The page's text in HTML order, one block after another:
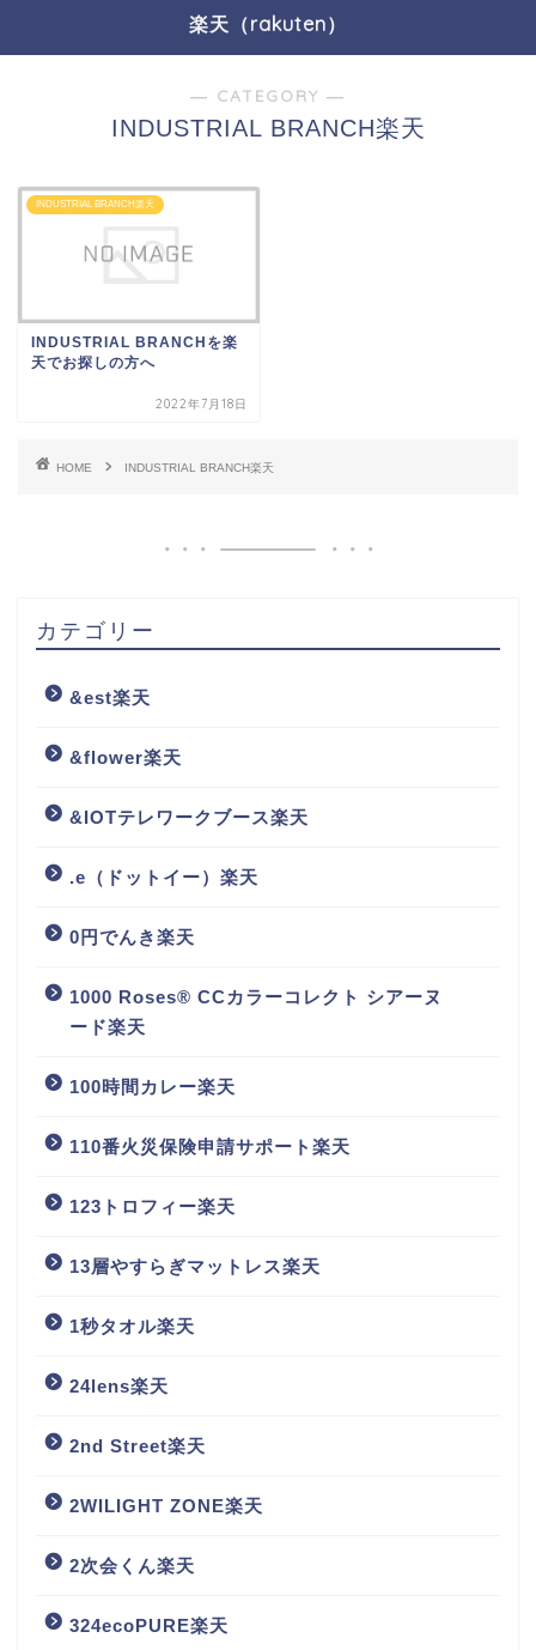
楽天（rakuten）
― CATEGORY ―
INDUSTRIAL BRANCH楽天
INDUSTRIAL BRANCH楽天
INDUSTRIAL BRANCHを楽
天でお探しの方へ
2022年7月18日
HOME INDUSTRIAL BRANCH楽天
カテゴリー
&est楽天
&flower楽天
&IOTテレワークブース楽天
.e（ドットイー）楽天
0円でんき楽天
1000 Roses® CCカラーコレクト シアーヌ
ード楽天
100時間カレー楽天
110番火災保険申請サポート楽天
123トロフィー楽天
13層やすらぎマットレス楽天
1秒タオル楽天
24lens楽天
2nd Street楽天
2WILIGHT ZONE楽天
2次会くん楽天
324ecoPURE楽天